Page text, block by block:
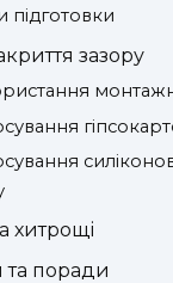
підготовки
зазору
хитрощі
та поради